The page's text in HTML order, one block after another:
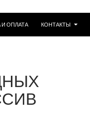
И ОПЛАТА КОНТАКТЫ